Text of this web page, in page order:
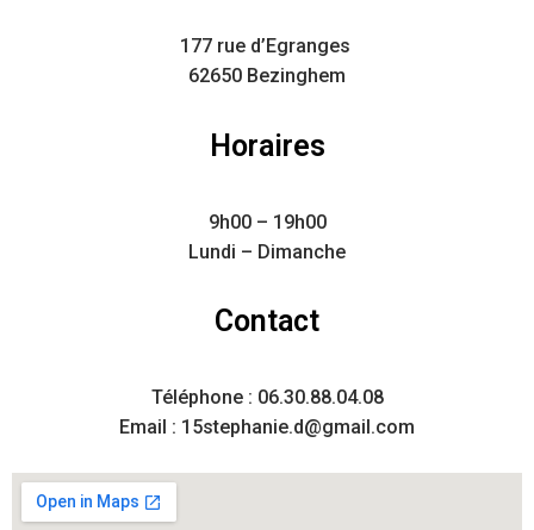
177 rue d’Egranges
62650 Bezinghem
Horaires
9h00 – 19h00
Lundi – Dimanche
Contact
Téléphone : 06.30.88.04.08
Email : 15stephanie.d@gmail.com